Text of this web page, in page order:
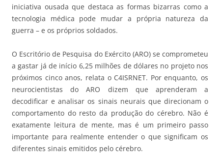
iniciativa ousada que destaca as formas bizarras como a
tecnologia médica pode mudar a própria natureza da
guerra – e os próprios soldados.
O Escritório de Pesquisa do Exército (ARO) se comprometeu
a gastar já de início 6,25 milhões de dólares no projeto nos
próximos cinco anos, relata o C4ISRNET. Por enquanto, os
neurocientistas do ARO dizem que aprenderam a
decodificar e analisar os sinais neurais que direcionam o
comportamento do resto da produção do cérebro. Não é
exatamente leitura de mente, mas é um primeiro passo
importante para realmente entender o que significam os
diferentes sinais emitidos pelo cérebro.